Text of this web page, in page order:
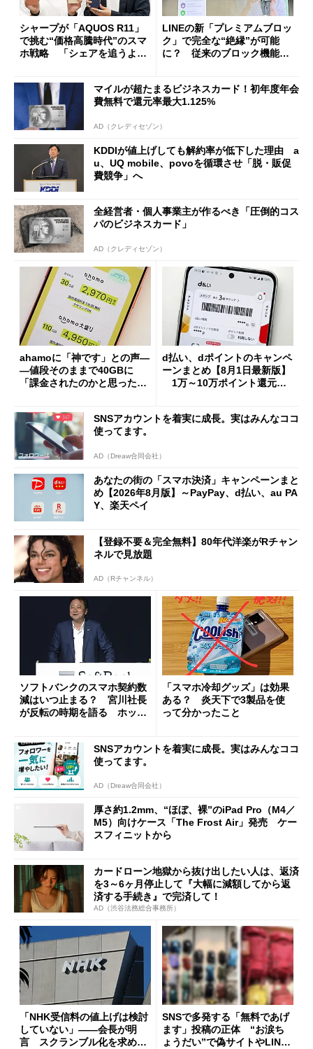
シャープが「AQUOS R11」
で挑む“価格高騰時代”のスマ
ホ戦略 「シェアを追うより
LINEの新「プレミアムブロッ
ク」で完全な“絶縁”が可能
に？ 従来のブロック機能と
マイルが超たまるビジネスカード！初年度年会
費無料で還元率最大1.125%
AD（クレディセゾン）
KDDIが値上げしても解約率が低下した理由 a
u、UQ mobile、povoを循環させ「脱・販促
費競争」へ
全経営者・個人事業主が作るべき「圧倒的コス
パのビジネスカード」
AD（クレディセゾン）
ahamoに「神です」との声―
―値段そのままで40GBに
「課金されたのかと思った」
d払い、dポイントのキャンペ
ーンまとめ【8月1日最新版】
1万～10万ポイント還元の
SNSアカウントを着実に成長。実はみんなココ
使ってます。
AD（Dreaw合同会社）
あなたの街の「スマホ決済」キャンペーンまと
め【2026年8月版】～PayPay、d払い、au PA
Y、楽天ペイ
【登録不要＆完全無料】80年代洋楽がRチャン
ネルで見放題
AD（Rチャンネル）
ソフトバンクのスマホ契約数
減はいつ止まる？ 宮川社長
が反転の時期を語る ホッピ
「スマホ冷却グッズ」は効果
ある？ 炎天下で3製品を使
って分かったこと
SNSアカウントを着実に成長。実はみんなココ
使ってます。
AD（Dreaw合同会社）
厚さ約1.2mm、“ほぼ、裸”のiPad Pro（M4／
M5）向けケース「The Frost Air」発売 ケー
スフィニットから
カードローン地獄から抜け出したい人は、返済
を3～6ヶ月停止して『大幅に減額してから返
済する手続き』で完済して！
AD（渋谷法務総合事務所）
「NHK受信料の値上げは検討
していない」――会長が明
言 スクランブル化を求める
SNSで多発する「無料であげ
ます」投稿の正体 “お涙ち
ょうだい”で偽サイトやLINE